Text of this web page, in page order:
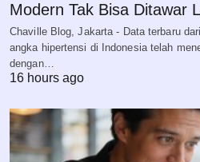
Modern Tak Bisa Ditawar
Chaville Blog, Jakarta - Data terbaru
angka hipertensi di Indonesia telah
dengan…
16 hours ago